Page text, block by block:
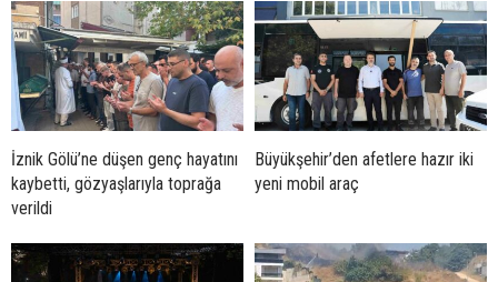
İznik Gölü’ne düşen genç hayatını
kaybetti, gözyaşlarıyla toprağa
verildi
Büyükşehir’den afetlere hazır iki
yeni mobil araç